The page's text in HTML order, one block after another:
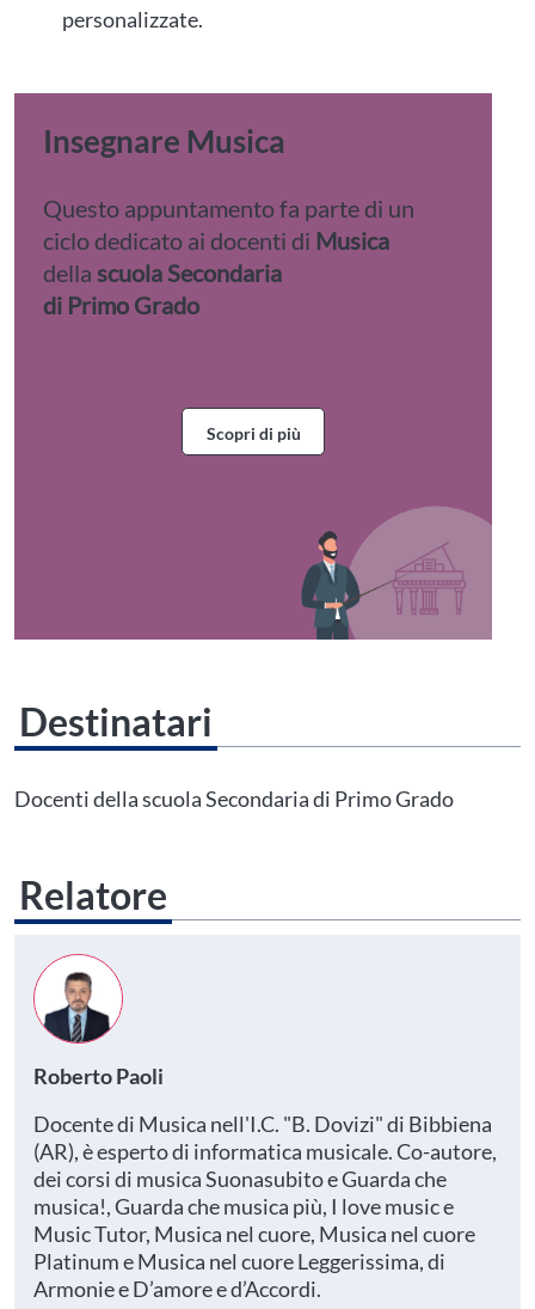
personalizzate.
Insegnare Musica
Questo appuntamento fa parte di un
ciclo dedicato ai docenti di Musica
della scuola Secondaria
di Primo Grado
Scopri di più
Destinatari
tuo profilo personale
Prima di procedere all'iscrizione aggiorna le tue scuole in
Area Personale
Docenti della scuola Secondaria di Primo Grado
Relatore
Roberto Paoli
Docente di Musica nell'I.C. "B. Dovizi" di Bibbiena
(AR), è esperto di informatica musicale. Co-autore,
dei corsi di musica Suonasubito e Guarda che
musica!, Guarda che musica più, I love music e
Music Tutor, Musica nel cuore, Musica nel cuore
Platinum e Musica nel cuore Leggerissima, di
Armonie e D’amore e d’Accordi.